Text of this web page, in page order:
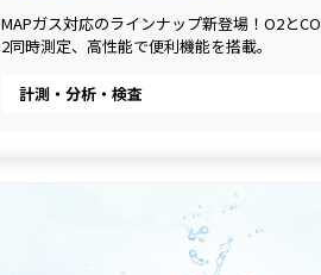
MAPガス対応のラインナップ新登場！O2とCO
2同時測定、高性能で便利機能を搭載。
計測・分析・検査